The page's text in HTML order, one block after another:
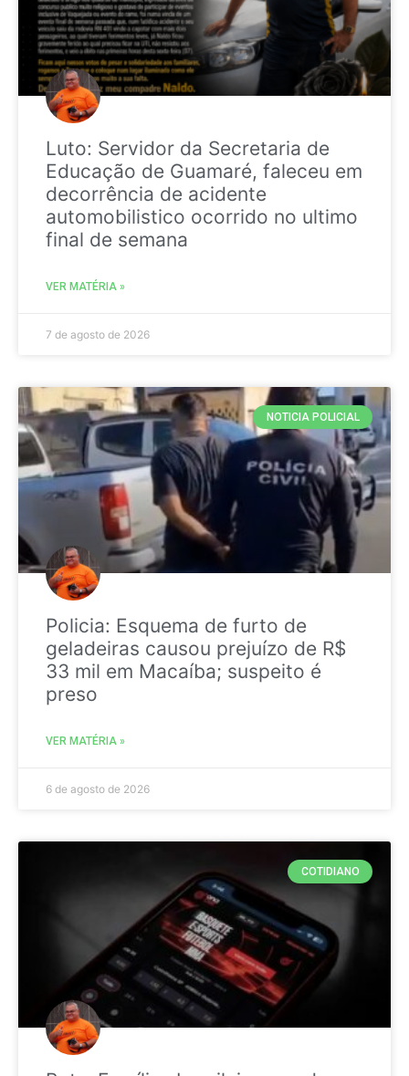
Luto: Servidor da Secretaria de
Educação de Guamaré, faleceu em
decorrência de acidente
automobilistico ocorrido no ultimo
final de semana
VER MATÉRIA »
7 de agosto de 2026
NOTICIA POLICIAL
Policia: Esquema de furto de
geladeiras causou prejuízo de R$
33 mil em Macaíba; suspeito é
preso
VER MATÉRIA »
6 de agosto de 2026
COTIDIANO